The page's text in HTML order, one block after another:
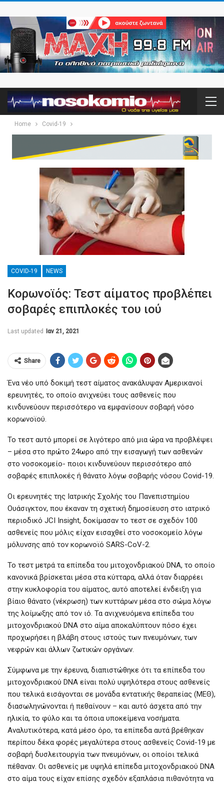
Home Covid-19
COVID-19 NEWS
Κορωνοϊός: Τεστ αίματος προβλέπει
σοβαρές επιπλοκές του ιού
Last updated Ιαν 21, 2021
Share
Ένα νέο υπό δοκιμή τεστ αίματος ανακάλυψαν Αμερικανοί
ερευνητές, το οποίο ανιχνεύει τους ασθενείς που
κινδυνεύουν περισσότερο να εμφανίσουν σοβαρή νόσο
κορωνοϊού.
Το τεστ αυτό μπορεί σε λιγότερο από μια ώρα να προβλέψει
– μέσα στο πρώτο 24ωρο από την εισαγωγή των ασθενών
στο νοσοκομείο- ποιοι κινδυνεύουν περισσότερο από
σοβαρές επιπλοκές ή θάνατο λόγω σοβαρής νόσου Covid-19.
Οι ερευνητές της Ιατρικής Σχολής του Πανεπιστημίου
Ουάσιγκτον, που έκαναν τη σχετική δημοσίευση στο ιατρικό
περιοδικό JCI Insight, δοκίμασαν το τεστ σε σχεδόν 100
ασθενείς που μόλις είχαν εισαχθεί στο νοσοκομείο λόγω
μόλυνσης από τον κορωνοϊό SARS-CoV-2.
Το τεστ μετρά τα επίπεδα του μιτοχονδριακού DNA, το οποίο
κανονικά βρίσκεται μέσα στα κύτταρα, αλλά όταν διαρρέει
στην κυκλοφορία του αίματος, αυτό αποτελεί ένδειξη για
βίαιο θάνατο (νέκρωση) των κυττάρων μέσα στο σώμα λόγω
της λοίμωξης από τον ιό. Τα ανιχνευόμενα επίπεδα του
μιτοχονδριακού DNA στο αίμα αποκαλύπτουν πόσο έχει
προχωρήσει η βλάβη στους ιστούς των πνευμόνων, των
νεφρών και άλλων ζωτικών οργάνων.
Σύμφωνα με την έρευνα, διαπιστώθηκε ότι τα επίπεδα του
μιτοχονδριακού DNA είναι πολύ υψηλότερα στους ασθενείς
που τελικά εισάγονται σε μονάδα εντατικής θεραπείας (ΜΕΘ),
διασωληνώνονται ή πεθαίνουν – και αυτό άσχετα από την
ηλικία, το φύλο και τα όποια υποκείμενα νοσήματα.
Αναλυτικότερα, κατά μέσο όρο, τα επίπεδα αυτά βρέθηκαν
περίπου δέκα φορές μεγαλύτερα στους ασθενείς Covid-19 με
σοβαρή δυσλειτουργία των πνευμόνων, οι οποίοι τελικά
πέθαναν. Οι ασθενείς με υψηλά επίπεδα μιτοχονδριακού DNA
στο αίμα τους είχαν επίσης σχεδόν εξαπλάσια πιθανότητα να